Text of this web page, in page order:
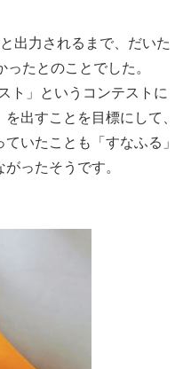
出力されるまで、だいた
たとのことでした。
ト」というコンテストに
出すことを目標にして、
いたことも「すなふる」
ったそうです。